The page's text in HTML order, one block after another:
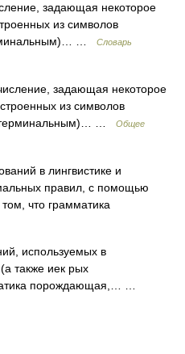
задающая некоторое
из символов
…
Словарь
задающая некоторое
из символов
(терминальным)… …
Общее
в лингвистике и
правил, с помощью
что грамматика
используемых в
также иек рых
порождающая,… …